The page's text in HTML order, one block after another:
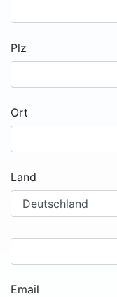
Plz
Ort
Land
Email